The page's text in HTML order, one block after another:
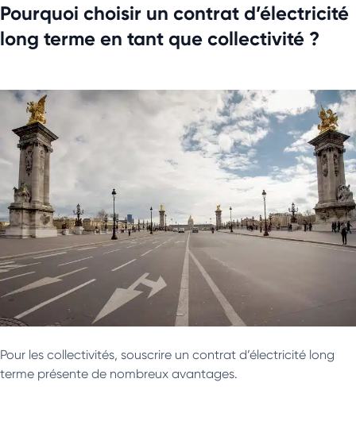
Pourquoi choisir un contrat d’électricité
long terme en tant que collectivité ?
Pour les collectivités, souscrire un contrat d’électricité long
terme présente de nombreux avantages.